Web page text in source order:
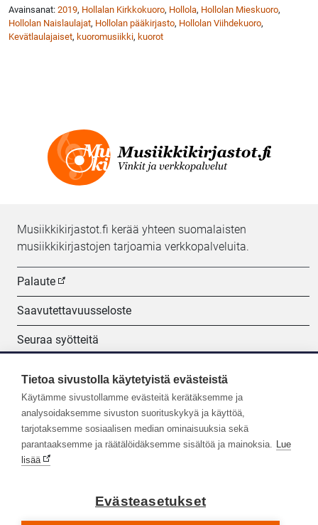
Avainsanat: 2019, Hollalan Kirkkokuoro, Hollola, Hollolan Mieskuoro,
Hollolan Naislaulajat, Hollolan pääkirjasto, Hollolan Viihdekuoro,
Kevätlaulajaiset, kuoromusiikki, kuorot
Musiikkikirjastot.fi kerää yhteen suomalaisten
musiikkikirjastojen tarjoamia verkkopalveluita.
Palaute
Saavutettavuusseloste
Seuraa syötteitä
Seuraa meitä:
Tietoa sivustolla käytetyistä evästeistä
Käytämme sivustollamme evästeitä kerätäksemme ja
analysoidaksemme sivuston suorituskykyä ja käyttöä,
tarjotaksemme sosiaalisen median ominaisuuksia sekä
parantaaksemme ja räätälöidäksemme sisältöä ja mainoksia. Lue
lisää
Evästeasetukset